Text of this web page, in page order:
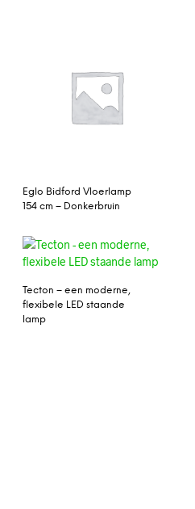
Eglo Bidford Vloerlamp
154 cm – Donkerbruin
Tecton – een moderne,
flexibele LED staande
lamp